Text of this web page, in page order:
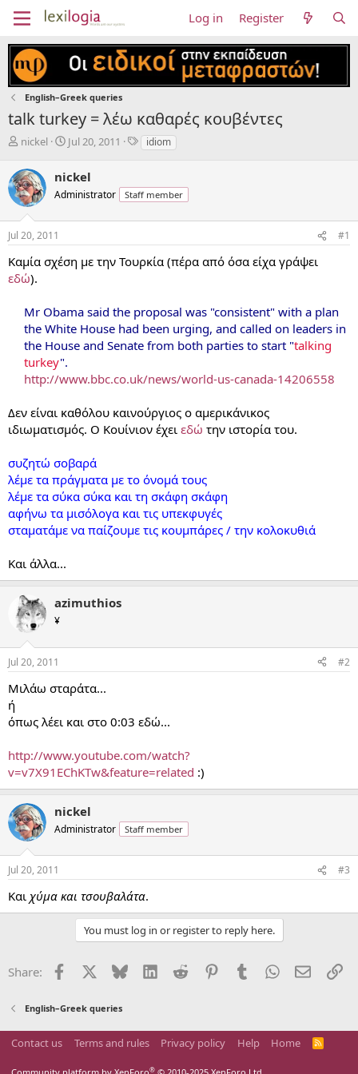
Log in Register
English–Greek queries
talk turkey = λέω καθαρές κουβέντες
T
r
e
a
t
r
t
nickel
S
r
t
Jul 20, 2011
Tidiom
nickel
Administrator Staff member
Jul 20, 2011 #1
Καμία σχέση με την Τουρκία (πέρα από όσα είχα γράψει
εδώ).
Mr Obama said the proposal was "consistent" with a plan
the White House had been urging, and called on leaders in
the House and Senate from both parties to start "talking
turkey".
http://www.bbc.co.uk/news/world-us-canada-14206558
Δεν είναι καθόλου καινούργιος ο αμερικάνικος
ιδιωματισμός. Ο Κουίνιον έχει εδώ την ιστορία του.
συζητώ σοβαρά
λέμε τα πράγματα με το όνομά τους
λέμε τα σύκα σύκα και τη σκάφη σκάφη
αφήνω τα μισόλογα και τις υπεκφυγές
σταματάμε να παίζουμε τις κουμπάρες / την κολοκυθιά
Και άλλα...
azimuthios
¥
Jul 20, 2011 #2
Μιλάω σταράτα...
ή
όπως λέει και στο 0:03 εδώ...
http://www.youtube.com/watch?
v=v7X91EChKTw&feature=related :)
nickel
Administrator Staff member
Jul 20, 2011 #3
Και χύμα και τσουβαλάτα.
You must log in or register to reply here.
Share: Facebook Bluesky LinkedInReddit PinterestTumblrWhatsApp
Email
English–Greek queries
Contact us Terms and rules Privacy policy Help Home
R
®